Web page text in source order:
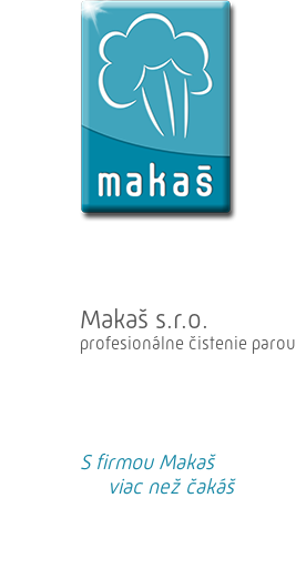
Makaš s.r.o.
profesionálne čistenie parou
S firmou Makaš
viac než čakáš